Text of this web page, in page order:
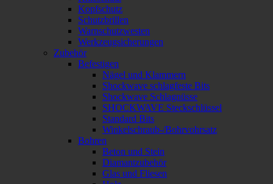
Kopfschutz
Schutzbrillen
Warnschutzwesten
Werkzeugsicherungen
Zubehör
Befestigen
Nägel und Klammern
Shockwave schlagfeste Bits
Shockwave Schlagnüsse
SHOCKWAVE Steckschlüssel
Standard Bits
Winkelschraub-/Bohrvohrsatz
Bohren
Beton und Stein
Diamantzubehör
Glas und Fliesen